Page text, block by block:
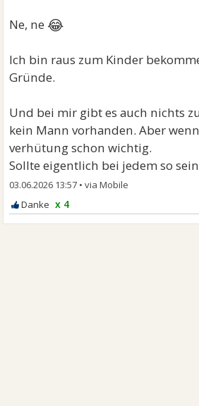
Ne, ne 😂
Ich bin raus zum Kinder
Gründe.
Und bei mir gibt es auch nichts
kein Mann vorhanden. Aber
verhütung schon wichtig.
Sollte eigentlich bei jedem so
03.06.2026 13:57 •
x 4